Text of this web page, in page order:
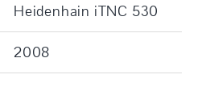
Heidenhain iTNC 530
2008